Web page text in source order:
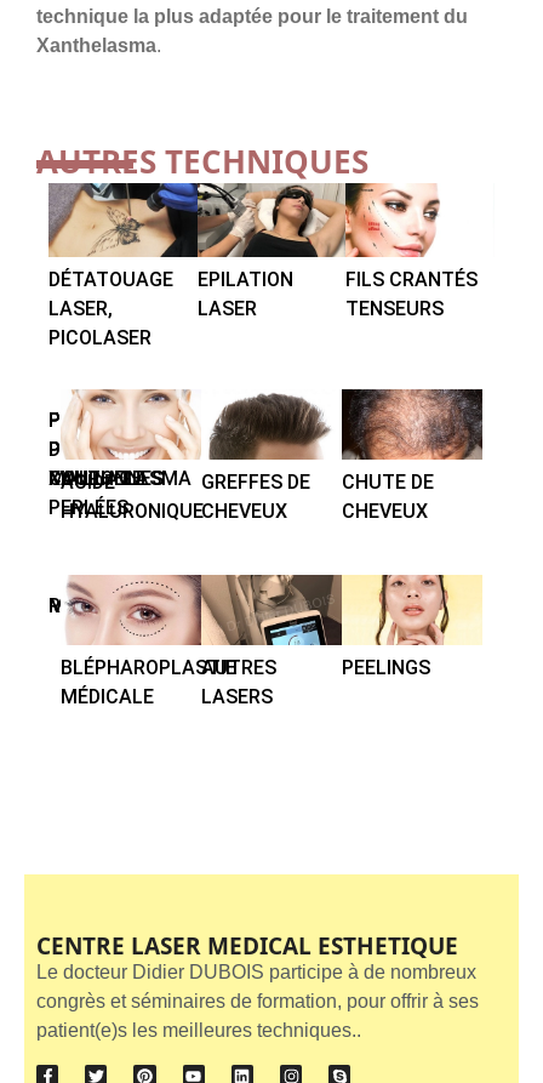
technique la plus adaptée pour le traitement du
Xanthelasma.
AUTRES TECHNIQUES
DÉTATOUAGE
LASER,
PICOLASER
EPILATION
LASER
FILS CRANTÉS
TENSEURS
PLEXR
POUR
COURONNES
PERLÉES
PLEXR
POUR
XANTHELASMA
FILS
DE
MAILLAGE
ACIDE
HYALURONIQUE
GREFFES DE
CHEVEUX
CHUTE DE
CHEVEUX
MÉSOTHÉRAPIE
RADIOFRÉQUENCE
MICRONEEDLING
BLÉPHAROPLASTIE
MÉDICALE
AUTRES
LASERS
PEELINGS
CENTRE LASER MEDICAL ESTHETIQUE
Le docteur Didier DUBOIS participe à de nombreux
congrès et séminaires de formation, pour offrir à ses
patient(e)s les meilleures techniques..